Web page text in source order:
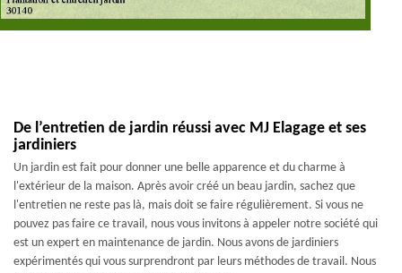
De l’entretien de jardin réussi avec MJ Elagage et ses
jardiniers
Un jardin est fait pour donner une belle apparence et du charme à
l'extérieur de la maison. Après avoir créé un beau jardin, sachez que
l'entretien ne reste pas là, mais doit se faire régulièrement. Si vous ne
pouvez pas faire ce travail, nous vous invitons à appeler notre société qui
est un expert en maintenance de jardin. Nous avons de jardiniers
expérimentés qui vous surprendront par leurs méthodes de travail. Nous